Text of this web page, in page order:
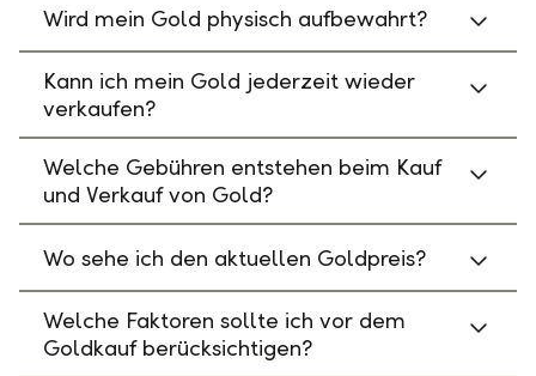
Wird mein Gold physisch aufbewahrt?
Kann ich mein Gold jederzeit wieder
verkaufen?
Welche Gebühren entstehen beim Kauf
und Verkauf von Gold?
Wo sehe ich den aktuellen Goldpreis?
Welche Faktoren sollte ich vor dem
Goldkauf berücksichtigen?